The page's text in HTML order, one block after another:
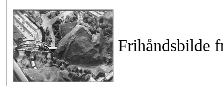
Frihåndsbilde